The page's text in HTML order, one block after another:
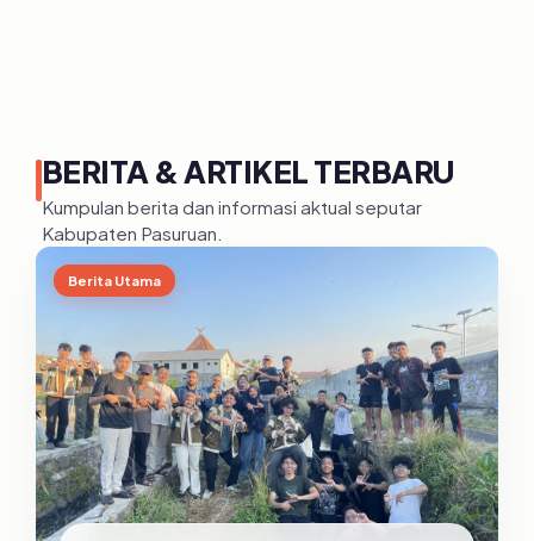
BERITA & ARTIKEL TERBARU
Kumpulan berita dan informasi aktual seputar
Kabupaten Pasuruan.
Berita Utama